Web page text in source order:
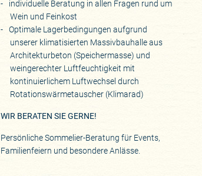
individuelle Beratung in allen Fragen rund um
Wein und Feinkost
Optimale Lagerbedingungen aufgrund
unserer klimatisierten Massivbauhalle aus
Architekturbeton (Speichermasse) und
weingerechter Luftfeuchtigkeit mit
kontinuierlichem Luftwechsel durch
Rotationswärmetauscher (Klimarad)
WIR BERATEN SIE GERNE!
Persönliche Sommelier-Beratung für Events,
Familienfeiern und besondere Anlässe.